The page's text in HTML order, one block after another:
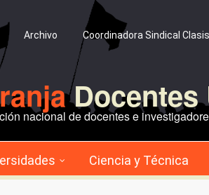
Archivo Coordinadora Sindical
Docentes
nacional de docentes e
Ciencia y Técnica